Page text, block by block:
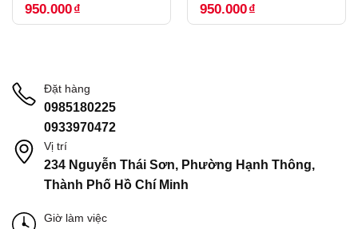
950.000₫ 950.000₫
Đặt hàng
0985180225
0933970472
Vị trí
234 Nguyễn Thái Sơn, Phường Hạnh Thông,
Thành Phố Hồ Chí Minh
Giờ làm việc